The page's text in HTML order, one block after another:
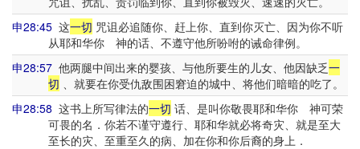
申28:45 这一切 咒诅必追随你、赶上你、直到你灭亡、因为你不听
从耶和华你 神的话、不遵守他所吩咐的诫命律例。
申28:57 他两腿中间出来的婴孩、与他所要生的儿女、他因缺乏一
切 、就要在你受仇敌围困窘迫的城中、将他们暗暗的吃了。
申28:58 这书上所写律法的一切 话、是叫你敬畏耶和华你 神可荣
可畏的名．你若不谨守遵行、耶和华就必将奇灾、就是至大
至长的灾、至重至久的病、加在你和你后裔的身上．